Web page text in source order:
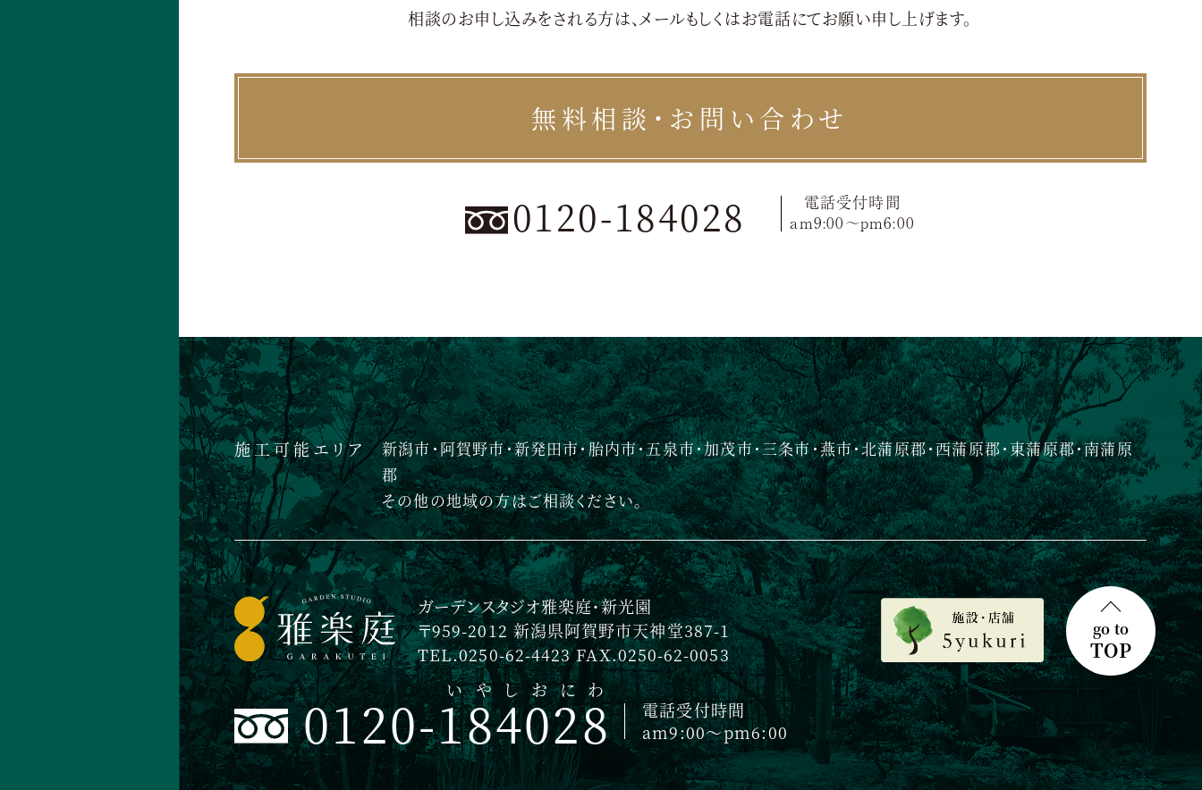
相談のお申し込みをされる方は、メールもしくはお電話にてお願い申し上げます。
無料相談・お問い合わせ
0120-184028
電話受付時間
am9:00〜pm6:00
施工可能エリア
新潟市・阿賀野市・新発田市・胎内市・五泉市・加茂市・三条市・燕市・北蒲原郡・西蒲原郡・東蒲原郡・南蒲原
郡
その他の地域の方はご相談ください。
ガーデンスタジオ雅楽庭・新光園
〒959-2012 新潟県阿賀野市天神堂387-1
TEL.0250-62-4423 FAX.0250-62-0053
0120-184028
いやしおにわ
電話受付時間
am9:00〜pm6:00
go to
TOP